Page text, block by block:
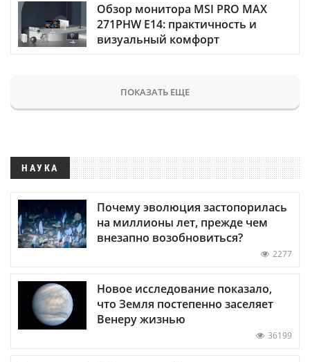
Обзор монитора MSI PRO MAX
271PHW E14: практичность и
визуальный комфорт
ПОКАЗАТЬ ЕЩЕ
НАУКА
Почему эволюция застопорилась
на миллионы лет, прежде чем
внезапно возобновиться?
2277
Новое исследование показало,
что Земля постепенно заселяет
Венеру жизнью
36199